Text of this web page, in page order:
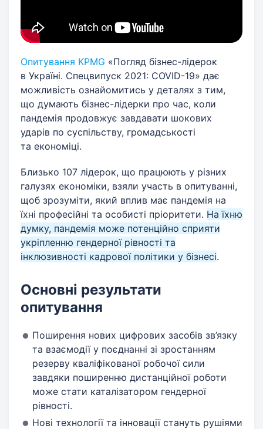
Опитування KPMG «Погляд бізнес-лідерок
в Україні. Спецвипуск 2021: COVID-19» дає
можливість ознайомитись у деталях з тим,
що думають бізнес-лідерки про час, коли
пандемія продовжує завдавати шокових
ударів по суспільству, громадськості
та економіці.
Близько 107 лідерок, що працюють у різних
галузях економіки, взяли участь в опитуванні,
щоб зрозуміти, який вплив має пандемія на
їхні професійні та особисті пріоритети. На їхню
думку, пандемія може потенційно сприяти
укріпленню гендерної рівності та
інклюзивності кадрової політики у бізнесі.
Основні результати
опитування
Поширення нових цифрових засобів зв’язку
та взаємодії у поєднанні зі зростанням
резерву кваліфікованої робочої сили
завдяки поширенню дистанційної роботи
може стати каталізатором гендерної
рівності.
Нові технології та інновації стануть рушіями